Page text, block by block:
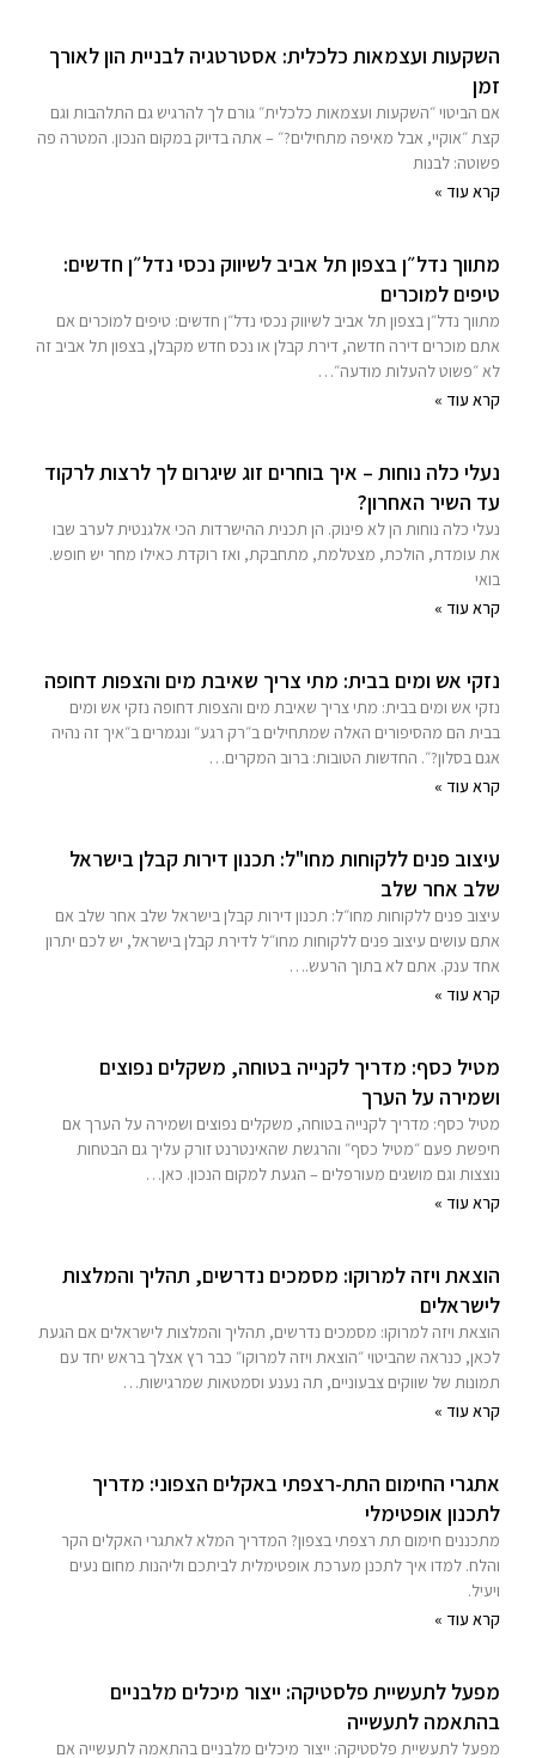
השקעות ועצמאות כלכלית: אסטרטגיה לבניית הון לאורך
זמן
אם הביטוי ״השקעות ועצמאות כלכלית״ גורם לך להרגיש גם התלהבות וגם
קצת ״אוקיי, אבל מאיפה מתחילים?״ – אתה בדיוק במקום הנכון. המטרה פה
פשוטה: לבנות
קרא עוד »
מתווך נדל״ן בצפון תל אביב לשיווק נכסי נדל״ן חדשים:
טיפים למוכרים
מתווך נדל״ן בצפון תל אביב לשיווק נכסי נדל״ן חדשים: טיפים למוכרים אם
אתם מוכרים דירה חדשה, דירת קבלן או נכס חדש מקבלן, בצפון תל אביב זה
לא ״פשוט להעלות מודעה״…
קרא עוד »
נעלי כלה נוחות – איך בוחרים זוג שיגרום לך לרצות לרקוד
עד השיר האחרון?
נעלי כלה נוחות הן לא פינוק. הן תכנית ההישרדות הכי אלגנטית לערב שבו
את עומדת, הולכת, מצטלמת, מתחבקת, ואז רוקדת כאילו מחר יש חופש.
בואי
קרא עוד »
נזקי אש ומים בבית: מתי צריך שאיבת מים והצפות דחופה
נזקי אש ומים בבית: מתי צריך שאיבת מים והצפות דחופה נזקי אש ומים
בבית הם מהסיפורים האלה שמתחילים ב״רק רגע״ ונגמרים ב״איך זה נהיה
אגם בסלון?״. החדשות הטובות: ברוב המקרים…
קרא עוד »
עיצוב פנים ללקוחות מחו"ל: תכנון דירות קבלן בישראל
שלב אחר שלב
עיצוב פנים ללקוחות מחו״ל: תכנון דירות קבלן בישראל שלב אחר שלב אם
אתם עושים עיצוב פנים ללקוחות מחו״ל לדירת קבלן בישראל, יש לכם יתרון
אחד ענק. אתם לא בתוך הרעש.…
קרא עוד »
מטיל כסף: מדריך לקנייה בטוחה, משקלים נפוצים
ושמירה על הערך
מטיל כסף: מדריך לקנייה בטוחה, משקלים נפוצים ושמירה על הערך אם
חיפשת פעם ״מטיל כסף״ והרגשת שהאינטרנט זורק עליך גם הבטחות
נוצצות וגם מושגים מעורפלים – הגעת למקום הנכון. כאן…
קרא עוד »
הוצאת ויזה למרוקו: מסמכים נדרשים, תהליך והמלצות
לישראלים
הוצאת ויזה למרוקו: מסמכים נדרשים, תהליך והמלצות לישראלים אם הגעת
לכאן, כנראה שהביטוי ״הוצאת ויזה למרוקו״ כבר רץ אצלך בראש יחד עם
תמונות של שווקים צבעוניים, תה נענע וסמטאות שמרגישות…
קרא עוד »
אתגרי החימום התת-רצפתי באקלים הצפוני: מדריך
לתכנון אופטימלי
מתכננים חימום תת רצפתי בצפון? המדריך המלא לאתגרי האקלים הקר
והלח. למדו איך לתכנן מערכת אופטימלית לביתכם וליהנות מחום נעים
ויעיל.
קרא עוד »
מפעל לתעשיית פלסטיקה: ייצור מיכלים מלבניים
בהתאמה לתעשייה
מפעל לתעשיית פלסטיקה: ייצור מיכלים מלבניים בהתאמה לתעשייה אם